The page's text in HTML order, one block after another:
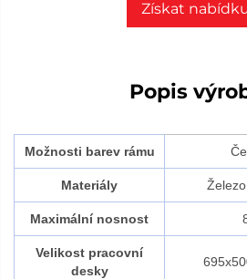
Získat
Popis
Možnosti barev rámu
Materiály
Maximální nosnost
Velikost pracovní
desky